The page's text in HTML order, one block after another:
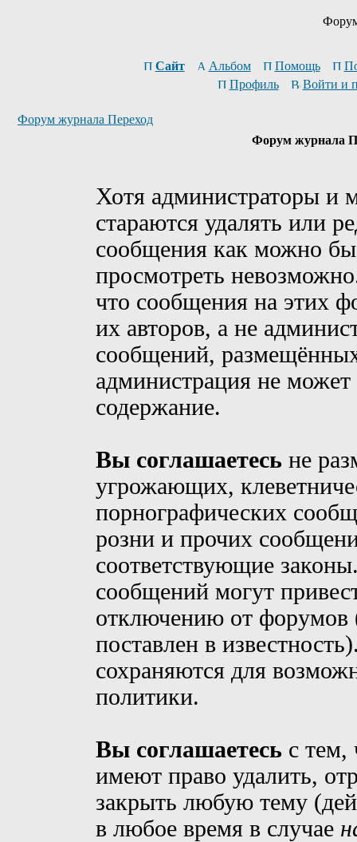
Сайт Альбом Помощь
Профиль
Войти и
Форум журнала Переход
Форум журнала
Хотя администраторы и
стараются удалять или
сообщения как можно
просмотреть
что сообщения на этих
их авторов, а не
сообщений,
администрация не может
содержание.
Вы соглашаетесь не
угрожающих,
порнографических
розни и прочих
соответствующие
сообщений могут
отключению от форумов
поставлен в
сохраняются для
политики.
Вы соглашаетесь с тем,
имеют право удалить,
закрыть любую тему
в любое время в случае